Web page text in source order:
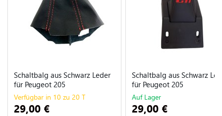
Schaltbalg aus Schwarz Leder
für Peugeot 205
Verfügbar in 10 zu 20 T
29,00 €
Schaltbalg aus Schwarz
für Peugeot 205
Auf Lager
29,00 €